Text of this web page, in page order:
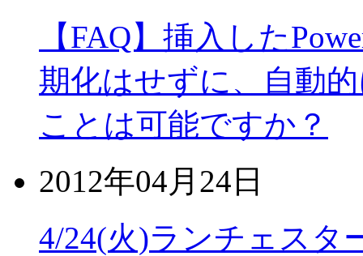
【FAQ】挿入した
期化はせずに、自動
ことは可能ですか？
2012年04月24日
4/24(火)ランチェスタ